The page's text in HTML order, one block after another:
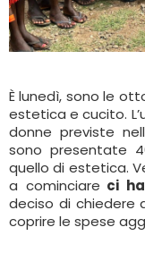
È lunedì, sono le
estetica e cucito.
donne previste
sono presentate
quello di estetica.
a cominciare ci
deciso di chiedere
coprire le spese